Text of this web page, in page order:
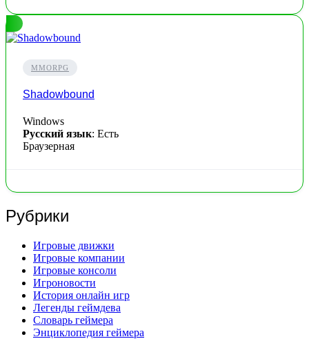
MMORPG
Shadowbound
Windows
Русский язык: Есть
Браузерная
Рубрики
Игровые движки
Игровые компании
Игровые консоли
Игроновости
История онлайн игр
Легенды геймдева
Словарь геймера
Энциклопедия геймера